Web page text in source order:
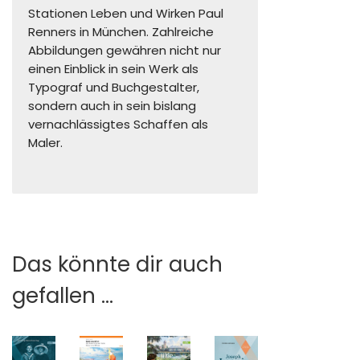
Stationen Leben und Wirken Paul
Renners in München. Zahlreiche
Abbildungen gewähren nicht nur
einen Einblick in sein Werk als
Typograf und Buchgestalter,
sondern auch in sein bislang
vernachlässigtes Schaffen als
Maler.
Das könnte dir auch
gefallen …